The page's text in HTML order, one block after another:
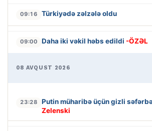
09:16 Türkiyədə zəlzələ oldu
09:00 Daha iki vəkil həbs edildi -ÖZƏL
08 AVQUST 2026
23:28 Putin müharibə üçün gizli
Zelenski